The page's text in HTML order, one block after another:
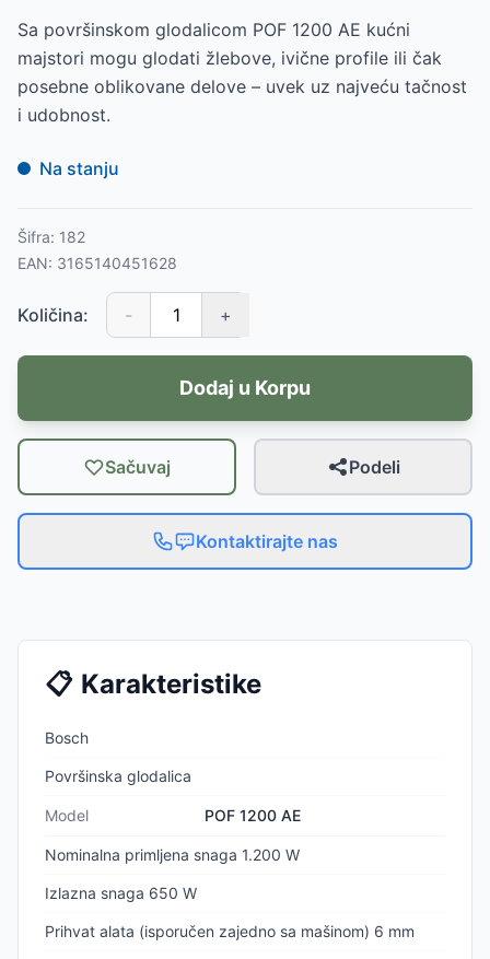
Sa površinskom glodalicom POF 1200 AE kućni
majstori mogu glodati žlebove, ivične profile ili čak
posebne oblikovane delove – uvek uz najveću tačnost
i udobnost.
Na stanju
Šifra: 182
EAN: 3165140451628
Količina: - +
Dodaj u Korpu
Sačuvaj Podeli
Kontaktirajte nas
📋 Karakteristike
Bosch
Površinska glodalica
Model POF 1200 AE
Nominalna primljena snaga 1.200 W
Izlazna snaga 650 W
Prihvat alata (isporučen zajedno sa mašinom) 6 mm